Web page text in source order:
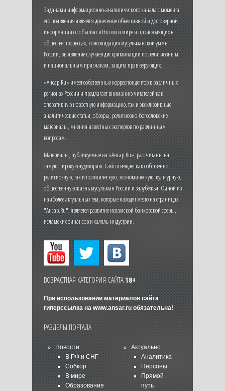
Задачами информационно-аналитического канала с момента
его появления является донесение объективной и достоверной
информации о событиях в России и мире и происходящих в
обществе процессах, консолидация мусульманской уммы
России, выявление случаев дискриминации по религиозным
и национальным признакам, защита прав верующих.
«Ансар.Ru» имеет собственных корреспондентов в различных
регионах России и предлагает вниманию читателей как
оперативную новостную информацию, так и эксклюзивные
аналитические статьи, обзоры, религиозно-богословские
материалы, мнения известных экспертов по различным
вопросам.
Материалы, публикуемые на «Ансар.Ru», рассчитаны на
самую широкую аудиторию. Сайт освещает как собственно
религиозную, так и политическую, экономическую, культурную,
общественную жизнь мусульман России и зарубежья. Одной из
наиболее актуальных тем, которые находят место на страницах
"Ансар.Ru", является развитие исламской банковской сферы,
исламских финансов и халяль-индустрии.
ВОЗРАСТНАЯ КАТЕГОРИЯ САЙТА18+
При использовании материалов сайта
гиперссылка на www.ansar.ruобязательна!
РАЗДЕЛЫ ПОРТАЛА
Новости
В РФ и СНГ
Собкор
В мире
Образование
Актуально
Аналитика
Персоны
Прямой
путь